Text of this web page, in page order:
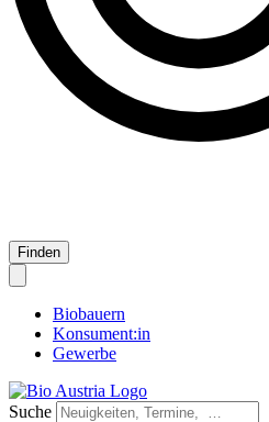
Biobauern
Konsument:in
Gewerbe
Suche